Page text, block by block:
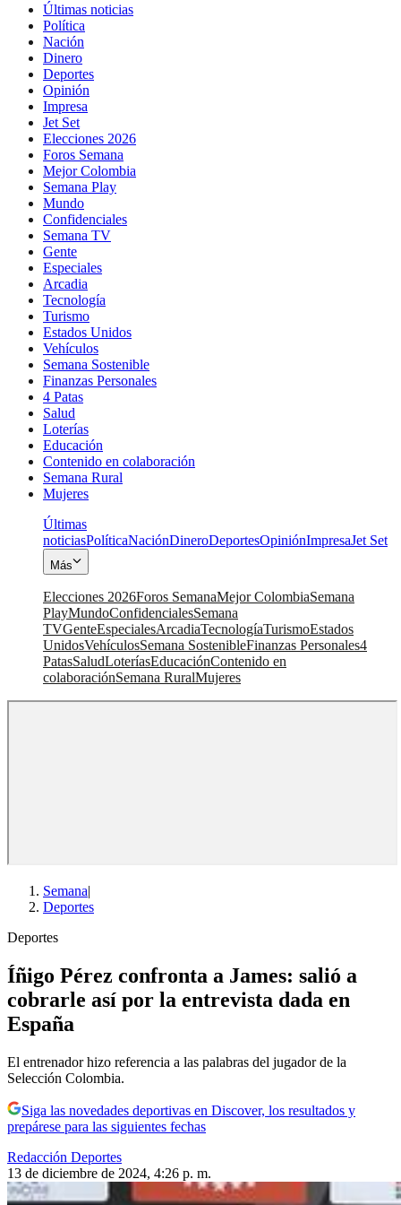
Últimas noticias
Política
Nación
Dinero
Deportes
Opinión
Impresa
Jet Set
Elecciones 2026
Foros Semana
Mejor Colombia
Semana Play
Mundo
Confidenciales
Semana TV
Gente
Especiales
Arcadia
Tecnología
Turismo
Estados Unidos
Vehículos
Semana Sostenible
Finanzas Personales
4 Patas
Salud
Loterías
Educación
Contenido en colaboración
Semana Rural
Mujeres
Últimas
noticiasPolíticaNaciónDineroDeportesOpiniónImpresaJet Set
Más
Elecciones 2026Foros SemanaMejor ColombiaSemana
PlayMundoConfidencialesSemana
TVGenteEspecialesArcadiaTecnologíaTurismoEstados
UnidosVehículosSemana SostenibleFinanzas Personales4
PatasSaludLoteríasEducaciónContenido en
colaboraciónSemana RuralMujeres
Semana|
Deportes
Deportes
Íñigo Pérez confronta a James: salió a
cobrarle así por la entrevista dada en
España
El entrenador hizo referencia a las palabras del jugador de la
Selección Colombia.
Siga las novedades deportivas en Discover, los resultados y
prepárese para las siguientes fechas
Redacción Deportes
13 de diciembre de 2024, 4:26 p. m.